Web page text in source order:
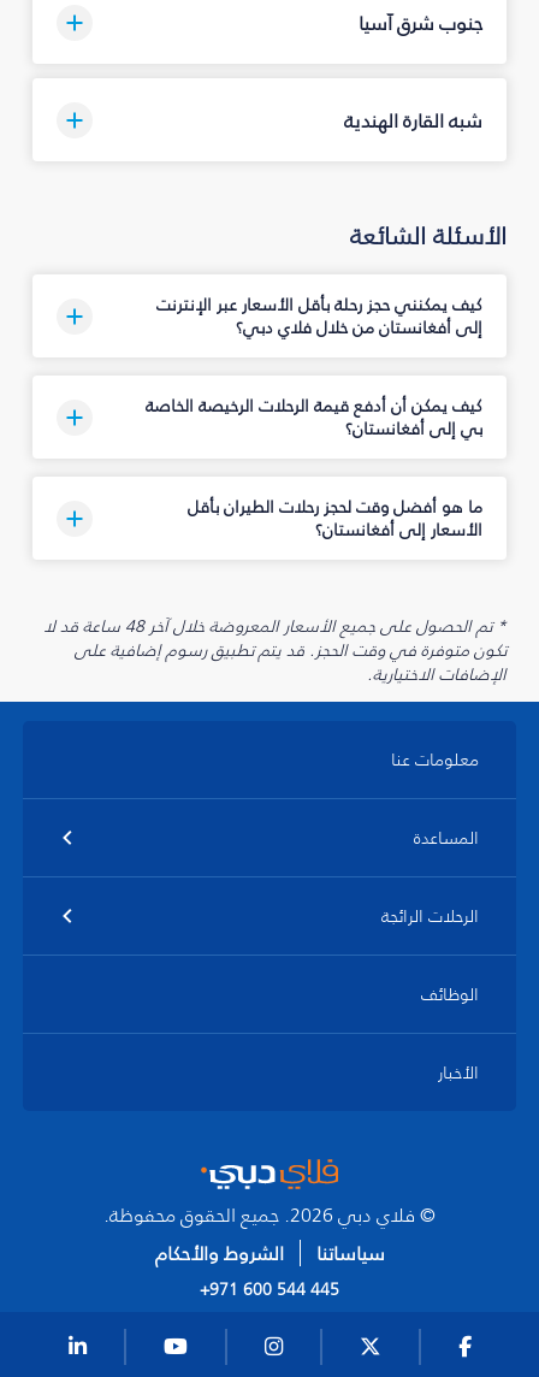
جنوب شرق آسيا
شبه القارة الهندية
الأسئلة الشائعة
كيف يمكنني حجز رحلة بأقل الأسعار عبر الإنترنت
إلى أفغانستان من خلال فلاي دبي؟
كيف يمكن أن أدفع قيمة الرحلات الرخيصة الخاصة
بي إلى أفغانستان؟
ما هو أفضل وقت لحجز رحلات الطيران بأقل
الأسعار إلى أفغانستان؟
* تم الحصول على جميع الأسعار المعروضة خلال آخر 48 ساعة قد لا
تكون متوفرة في وقت الحجز. قد يتم تطبيق رسوم إضافية على
الإضافات الاختيارية.
معلومات عنا
المساعدة
الرحلات الرائجة
الوظائف
الأخبار
© فلاي دبي 2026. جميع الحقوق محفوظة.
سياساتنا
الشروط والأحكام
+971 600 544 445